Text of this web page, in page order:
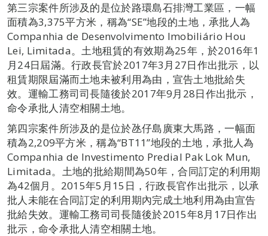
第三宗案件所涉及的是位於路環島石排灣工業區，一幅
面積為3,375平方米，稱為“SE”地段的土地，承批人為
Companhia de Desenvolvimento Imobiliário Hou
Lei, Limitada。土地租賃的有效期為25年，於2016年1
月24日屆滿。行政長官於2017年3月27日作出批示，以
租賃期限屆滿而土地未被利用為由，宣告土地批給失
效。運輸工務司司長隨後於2017年9月28日作出批示，
命令承批人清空相關土地。
第四宗案件所涉及的是位於氹仔島廣東大馬路，一幅面
積為2,209平方米，稱為“BT11”地段的土地，承批人為
Companhia de Investimento Predial Pak Lok Mun,
Limitada。土地的批給期間為50年，合同訂定的利用期
為42個月。2015年5月15日，行政長官作出批示，以承
批人未能在合同訂定的利用期內完成土地利用為由宣告
批給失效。運輸工務司司長隨後於2015年8月17日作出
批示，命令承批人清空相關土地。